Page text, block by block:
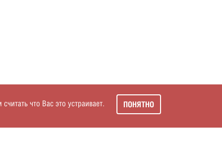
что Вас это устраивает. ПОНЯТНО